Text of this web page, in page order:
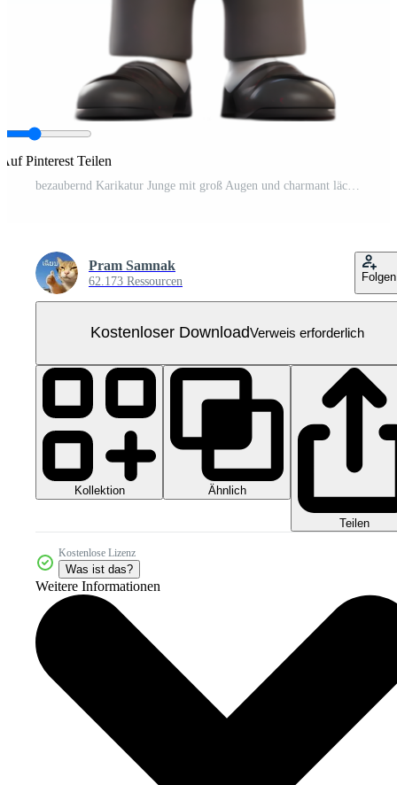
Auf Pinterest Teilen
Pram Samnak
62.173 Ressourcen Folgen
Kostenloser DownloadVerweis erforderlich
Kollektion Ähnlich
Teilen
Kostenlose Lizenz
Was ist das?
Weitere Informationen